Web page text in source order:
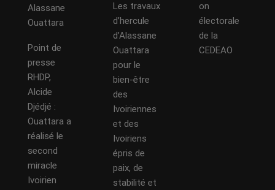
Alassane
Ouattara
Point de
presse
RHDP,
Alcide
Djédjé :
Ouattara a
réalisé le
second
miracle
Ivoirien
Les travaux
d’hercule
d’Alassane
Ouattara
pour le
bien-être
des
Ivoiriennes
et des
Ivoiriens
épris de
paix, de
stabilité et
on
électorale
de la
CEDEAO